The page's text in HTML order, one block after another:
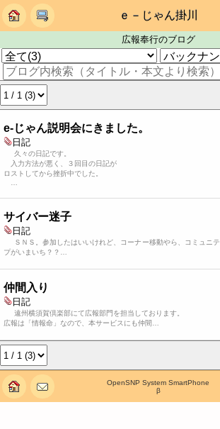
ｅ－じゃん掛川
広報奉行のブログ
e-じゃん説明会にきました。
日記
久々の日記です。
入力方法が悪く、３回目の日記が
ロストしてから挫折中でした。
サイバー迷子
日記
ＳＮＳ。参加したはいいけれど、コーナー移動やら、コミュニ
プがいまいち？？…
仲間入り
日記
遠州横須賀倶楽部にて広報部門を担当しております。
広報は「情報命」なので、本サービスにも仲間…
OpenSNP System SmartPhone
β